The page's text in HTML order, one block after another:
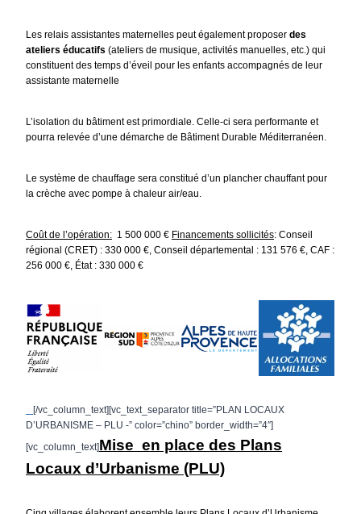
Les relais assistantes maternelles peut également proposer des
ateliers éducatifs (ateliers de musique, activités manuelles, etc.) qui
constituent des temps d’éveil pour les enfants accompagnés de leur
assistante maternelle
L’isolation du bâtiment est primordiale. Celle-ci sera performante et
pourra relevée d’une démarche de Bâtiment Durable Méditerranéen.
Le système de chauffage sera constitué d’un plancher chauffant pour
la crèche avec pompe à chaleur air/eau.
Coût de l’opération: 1 500 000 € Financements sollicités: Conseil
régional (CRET) : 330 000 €, Conseil départemental : 131 576 €, CAF :
256 000 €, État : 330 000 €
[/vc_column_text][vc_text_separator title=”PLAN LOCAUX
D’URBANISME – PLU -” color=”chino” border_width=”4″]
[vc_column_text]Mise en place des Plans
Locaux d’Urbanisme (PLU)